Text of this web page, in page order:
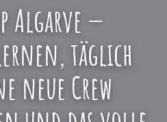
Algarve —
täglich
neue Crew